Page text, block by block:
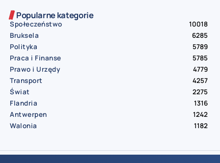
Popularne kategorie
Społeczeństwo
10018
Bruksela
6285
Polityka
5789
Praca i Finanse
5785
Prawo i Urzędy
4779
Transport
4257
Świat
2275
Flandria
1316
Antwerpen
1242
Walonia
1182